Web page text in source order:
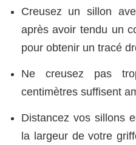
Creusez un sillon
après avoir tendu un
pour obtenir un tracé
Ne creusez pas
centimètres suffisent
Distancez vos sillons
la largeur de votre